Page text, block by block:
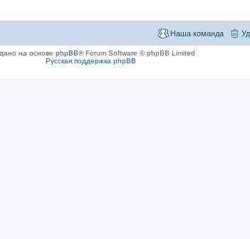
Наша команда
на основе phpBB® Forum Software © phpBB Limited
Русская поддержка phpBB